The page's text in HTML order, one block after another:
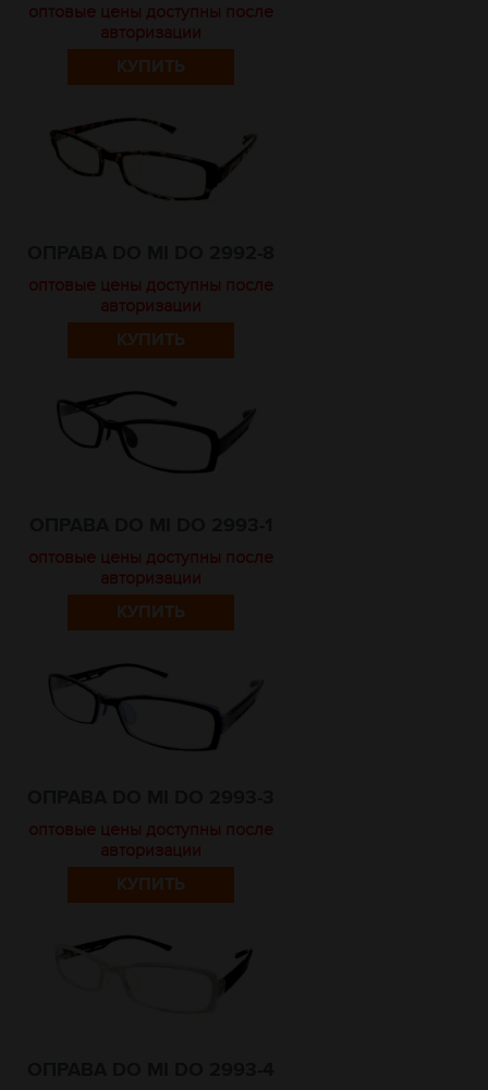
оптовые цены доступны после
авторизации
КУПИТЬ
оптовые цены доступны после
авторизации
КУПИТЬ
оптовые цены доступны после
авторизации
КУПИТЬ
оптовые цены доступны после
авторизации
КУПИТЬ